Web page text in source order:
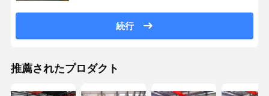
続行
推薦されたプロダクト